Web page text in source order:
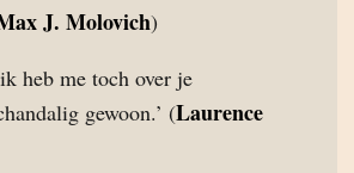
J. Molovich)
heb me toch over je
gewoon.’ (Laurence